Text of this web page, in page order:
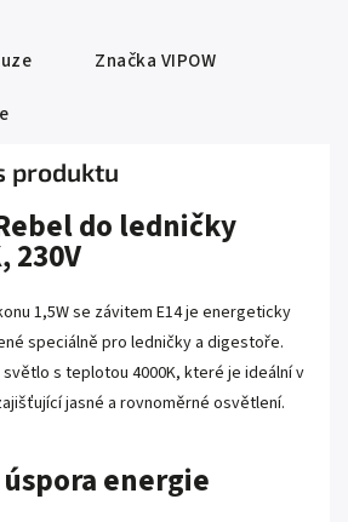
Značka VIPOW
produktu
do ledničky
230V
1,5W se závitem E14 je energeticky
speciálně pro ledničky a digestoře.
s teplotou 4000K, které je ideální v
jasné a rovnoměrné osvětlení.
energie